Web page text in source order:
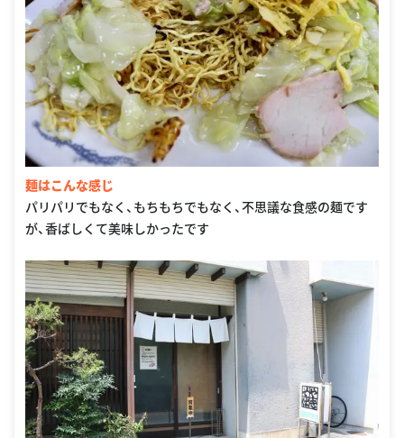
麺はこんな感じ
パリパリでもなく、もちもちでもなく、不思議な食感の麺です
が、香ばしくて美味しかったです